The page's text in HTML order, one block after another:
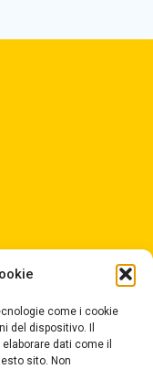
come i cookie
del dispositivo. Il
dati come il
sito. Non